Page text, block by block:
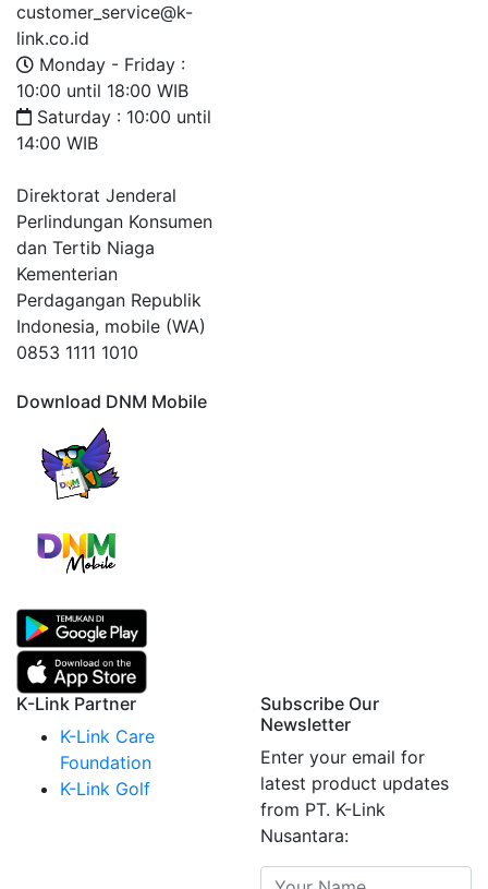
customer_service@k-
link.co.id
Monday - Friday :
10:00 until 18:00 WIB
Saturday : 10:00 until
14:00 WIB
Direktorat Jenderal
Perlindungan Konsumen
dan Tertib Niaga
Kementerian
Perdagangan Republik
Indonesia, mobile (WA)
0853 1111 1010
Download DNM Mobile
K-Link Partner
K-Link Care
Foundation
K-Link Golf
Subscribe Our
Newsletter
Enter your email for
latest product updates
from PT. K-Link
Nusantara: